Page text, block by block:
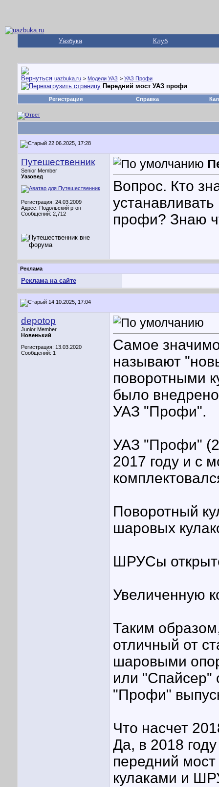
Уазбука Клуб
uazbuka.ru > Модели УАЗ > УАЗ Профи
Передний мост УАЗ профи
Регистрация Справка
22.06.2025, 17:28
Путешественник
Senior Member
Уазовед
Регистрация: 24.03.2009
Адрес: Подольский р-он
Сообщений: 2,712
Вопрос. Кто
профи? Знаю
Реклама
Реклама на сайте
14.10.2025, 17:04
depotop
Junior Member
Новенький
Регистрация: 13.03.2020
Сообщений: 1
Самое
называют
поворотными
было
УАЗ "Профи".
УАЗ "Профи"
2017 году и с
Поворотный
шаровых
ШРУСы
Увеличенную
Таким
отличный от
шаровыми
или "Спайсер"
"Профи"
Что насчет
Да, в 2018
передний
кулаками и